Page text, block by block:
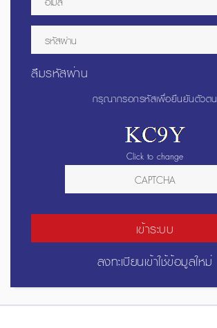
ลืมรหัสผ่าน
กรุณากรอกรหัสเพื่อยืนยันตัวตน
Click to change
เข้าระบบ
ลงทะเบียนเข้าใช้ข้อมูลใหม่